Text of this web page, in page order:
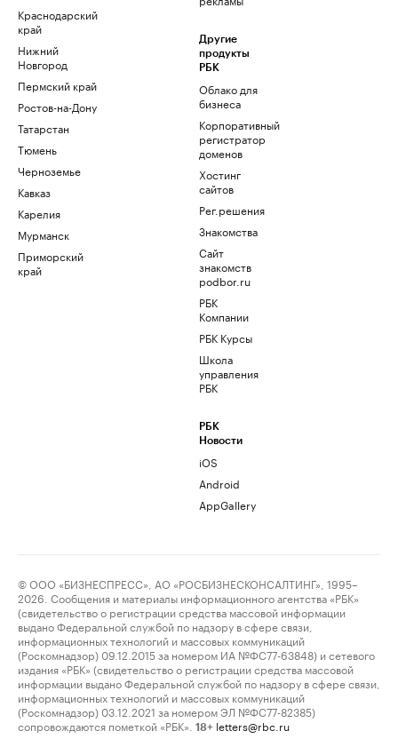
Краснодарский
край
Нижний
Новгород
Пермский край
Ростов-на-Дону
Татарстан
Тюмень
Черноземье
Кавказ
Карелия
Мурманск
Приморский
край
Другие
продукты
РБК
Облако для
бизнеса
Корпоративный
регистратор
доменов
Хостинг
сайтов
Рег.решения
Знакомства
Сайт
знакомств
podbor.ru
РБК
Компании
РБК Курсы
Школа
управления
РБК
РБК
Новости
iOS
Android
AppGallery
© ООО «БИЗНЕСПРЕСС», АО «РОСБИЗНЕСКОНСАЛТИНГ», 1995–
2026. Сообщения и материалы информационного агентства «РБК»
(свидетельство о регистрации средства массовой информации
выдано Федеральной службой по надзору в сфере связи,
информационных технологий и массовых коммуникаций
(Роскомнадзор) 09.12.2015 за номером ИА №ФС77-63848) и сетевого
издания «РБК» (свидетельство о регистрации средства массовой
информации выдано Федеральной службой по надзору в сфере связи,
информационных технологий и массовых коммуникаций
(Роскомнадзор) 03.12.2021 за номером ЭЛ №ФС77-82385)
сопровождаются пометкой «РБК».
18+ letters@rbc.ru